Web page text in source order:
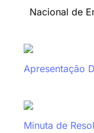
Nacional de
Apresentação
Minuta de